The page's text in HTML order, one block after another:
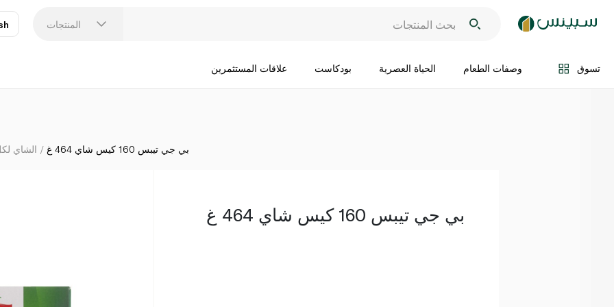
المنتجات
تسوق وصفات الطعام الحياة العصرية بودكاست علاقات المستثمرين
اضف الى السلة
الشاي بي جي تيبس 160 كيس شاي 464 غ
بي جي تيبس 160 كيس شاي 464 غ